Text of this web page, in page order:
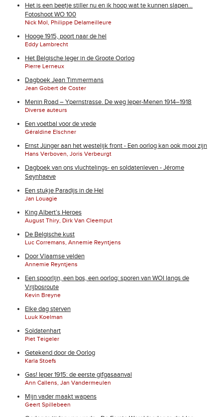
Het is een beetje stiller nu en ik hoop wat te kunnen slapen...
Fotoshoot WO 100
Nick Mol, Philippe Delameilleure
Hooge 1915, poort naar de hel
Eddy Lambrecht
Het Belgische leger in de Groote Oorlog
Pierre Lerneux
Dagboek Jean Timmermans
Jean Gobert de Coster
Menin Road – Ypernstrasse. De weg Ieper-Menen 1914–1918
Diverse auteurs
Een voetbal voor de vrede
Géraldine Elschner
Ernst Jünger aan het westelijk front - Een oorlog kan ook mooi zijn
Hans Verboven, Joris Verbeurgt
Dagboek van ons vluchtelings- en soldatenleven - Jérome
Seynhaeve
Een stukje Paradijs in de Hel
Jan Louagie
King Albert’s Heroes
August Thiry, Dirk Van Cleemput
De Belgische kust
Luc Corremans, Annemie Reyntjens
Door Vlaamse velden
Annemie Reyntjens
Een spoorlijn, een bos, een oorlog: sporen van WOI langs de
Vrijbosroute
Kevin Breyne
Elke dag sterven
Luuk Koelman
Soldatenhart
Piet Teigeler
Getekend door de Oorlog
Karla Stoefs
Gas! Ieper 1915: de eerste gifgasaanval
Ann Callens, Jan Vandermeulen
Mijn vader maakt wapens
Geert Spillebeen